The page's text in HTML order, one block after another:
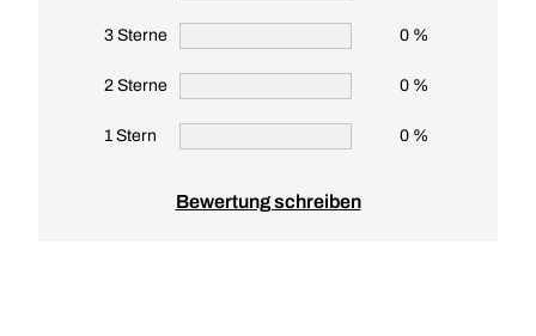
3 Sterne 0 %
2 Sterne 0 %
1 Stern 0 %
Bewertung schreiben